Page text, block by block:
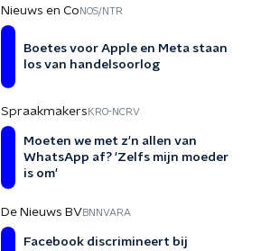
Nieuws en Co NOS/NTR
Boetes voor Apple en Meta staan
los van handelsoorlog
Spraakmakers KRO-NCRV
Moeten we met z'n allen van
WhatsApp af? 'Zelfs mijn moeder
is om'
De Nieuws BVBNNVARA
Facebook discrimineert bij